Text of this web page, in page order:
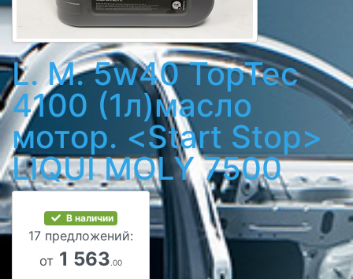
L. M. 5w40 TopTec
4100 (1л)масло
мотор. <Start Stop>
LIQUI MOLY 7500
В наличии
17 предложений:
от 1 563 .00